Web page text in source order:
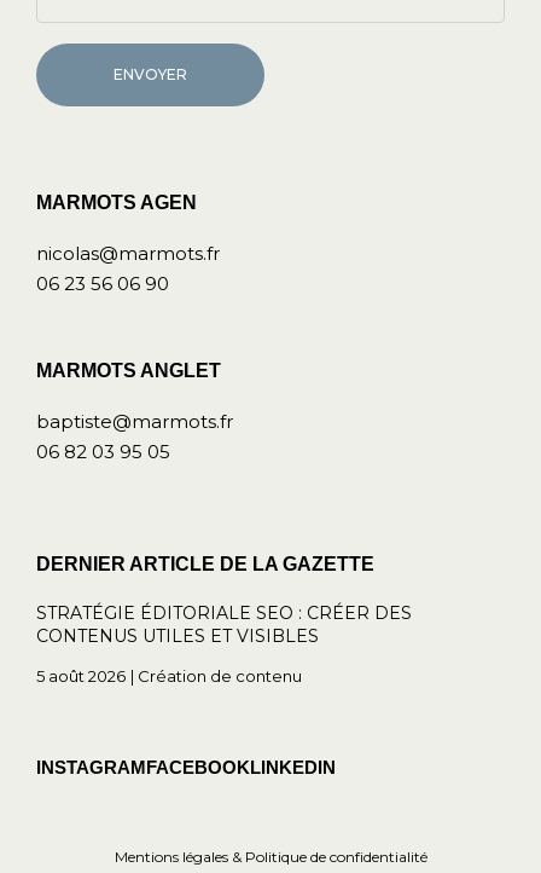
ENVOYER
MARMOTS AGEN
nicolas@marmots.fr
06 23 56 06 90
MARMOTS ANGLET
baptiste@marmots.fr
06 82 03 95 05
DERNIER ARTICLE DE LA GAZETTE
STRATÉGIE ÉDITORIALE SEO : CRÉER DES
CONTENUS UTILES ET VISIBLES
5 août 2026 Création de contenu
INSTAGRAMFACEBOOKLINKEDIN
Mentions légales & Politique de confidentialité